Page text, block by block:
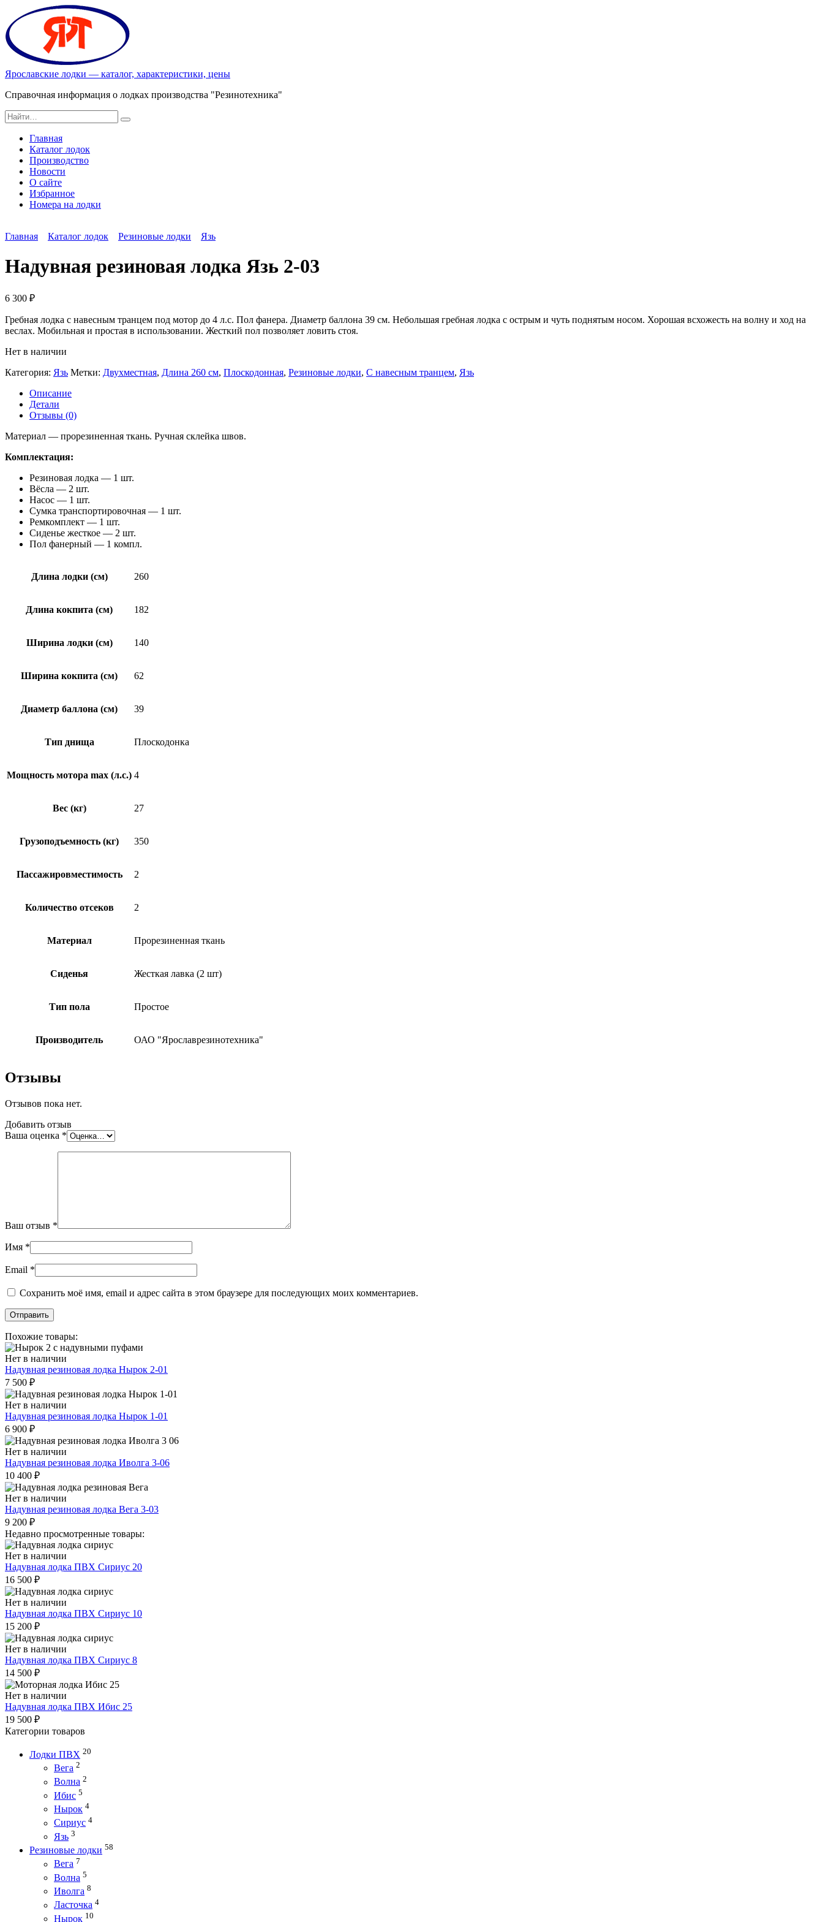
Перейти
содержанию
Ярославские лодки — каталог, характеристики, цены
Справочная информация о лодках производства "Резинотехника"
Search
for:
Главная
Каталог лодок
Производство
Новости
О сайте
Избранное
Номера на лодки
Главная Каталог лодок Резиновые лодки Язь
Надувная резиновая лодка Язь 2-03
6 300 ₽
Гребная лодка с навесным транцем под мотор до 4 л.с. Пол фанера. Диаметр баллона 39 см. Небольшая гребная лодка с острым и чуть поднятым носом. Хорошая всхожесть на волну и ход на
веслах. Мобильная и простая в использовании. Жесткий пол позволяет ловить стоя.
Нет в наличии
Категория: Язь Метки: Двухместная, Длина 260 см, Плоскодонная, Резиновые лодки, С навесным транцем, Язь
Описание
Детали
Отзывы (0)
Материал — прорезиненная ткань. Ручная склейка швов.
Комплектация:
Резиновая лодка — 1 шт.
Вёсла — 2 шт.
Насос — 1 шт.
Сумка транспортировочная — 1 шт.
Ремкомплект — 1 шт.
Сиденье жесткое — 2 шт.
Пол фанерный — 1 компл.
Длина лодки (см) 260
Длина кокпита (см) 182
Ширина лодки (см) 140
Ширина кокпита (см) 62
Диаметр баллона (см) 39
Тип днища Плоскодонка
Мощность мотора max (л.с.) 4
Вес (кг) 27
Грузоподъемность (кг) 350
Пассажировместимость 2
Количество отсеков 2
Материал Прорезиненная ткань
Сиденья Жесткая лавка (2 шт)
Тип пола Простое
Производитель ОАО "Ярославрезинотехника"
Отзывы
Отзывов пока нет.
Добавить отзыв
Ваша оценка *
Ваш отзыв *
Имя *
Email *
Сохранить моё имя, email и адрес сайта в этом браузере для последующих моих комментариев.
Похожие товары:
Нет в наличии
Надувная резиновая лодка Нырок 2-01
7 500 ₽
Нет в наличии
Надувная резиновая лодка Нырок 1-01
6 900 ₽
Нет в наличии
Надувная резиновая лодка Иволга 3-06
10 400 ₽
Нет в наличии
Надувная резиновая лодка Вега 3-03
9 200 ₽
Недавно просмотренные товары:
Нет в наличии
Надувная лодка ПВХ Сириус 20
16 500 ₽
Нет в наличии
Надувная лодка ПВХ Сириус 10
15 200 ₽
Нет в наличии
Надувная лодка ПВХ Сириус 8
14 500 ₽
Нет в наличии
Надувная лодка ПВХ Ибис 25
19 500 ₽
Категории товаров
Лодки ПВХ 20
Вега 2
Волна 2
Ибис 5
Нырок 4
Сириус 4
Язь 3
Резиновые лодки 58
Вега 7
Волна 5
Иволга 8
Ласточка 4
Нырок 10